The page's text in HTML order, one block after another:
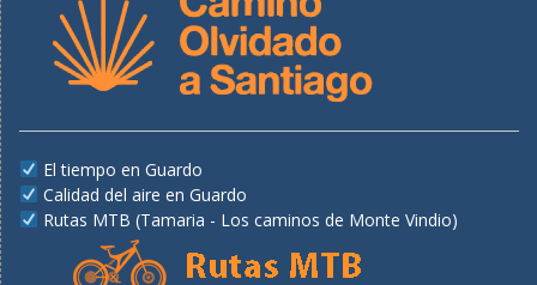
El tiempo en Guardo
Calidad del aire en Guardo
Rutas MTB (Tamaria - Los caminos de Monte Vindio)